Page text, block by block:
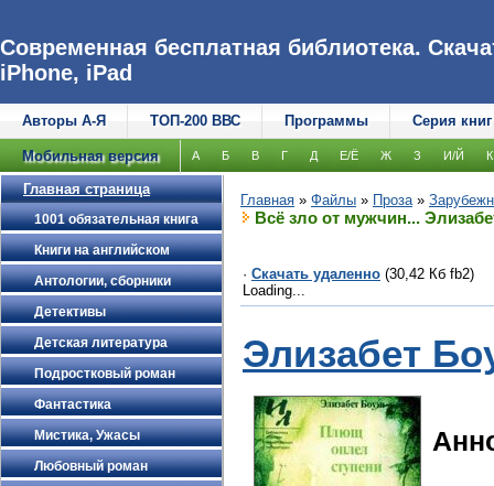
Современная бесплатная библиотека.
iPhone, iPad
Авторы А-Я ТОП-200 ВВС Программы Серия книг
Мобильная версия А Б В Г Д Е/Ё Ж З И/Й К
Главная страница
1001 обязательная книга
Книги на английском
Антологии, сборники
Детективы
Детская литература
Подростковый роман
Фантастика
Мистика, Ужасы
Любовный роман
Главная » Файлы » Проза»
Всё зло от мужчин...
· Скачать удаленно (30,42 Кб fb2)
Loading...
Элизабет